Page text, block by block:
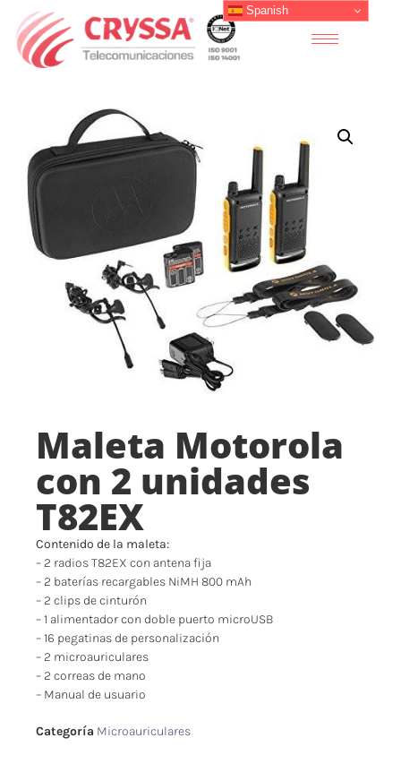
Maleta Motorola
con 2 unidades
T82EX
Contenido de la maleta:
– 2 radios T82EX con antena fija
– 2 baterías recargables NiMH 800 mAh
– 2 clips de cinturón
– 1 alimentador con doble puerto microUSB
– 16 pegatinas de personalización
– 2 microauriculares
– 2 correas de mano
– Manual de usuario
Categoría Microauriculares
Spanish